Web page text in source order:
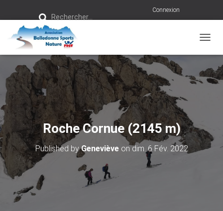
h
e
r
Rechercher…
Connexion
Roche Cornue (2145 m)
Published byGenevièveondim. 6 Fév. 2022